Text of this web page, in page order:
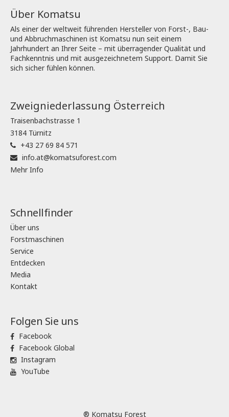
Über Komatsu
Als einer der weltweit führenden Hersteller von Forst-, Bau-
und Abbruchmaschinen ist Komatsu nun seit einem
Jahrhundert an Ihrer Seite – mit überragender Qualität und
Fachkenntnis und mit ausgezeichnetem Support. Damit Sie
sich sicher fühlen können.
Zweigniederlassung Österreich
Traisenbachstrasse 1
3184 Türnitz
+43 27 69 84 571
info.at@komatsuforest.com
Mehr Info
Schnellfinder
Über uns
Forstmaschinen
Service
Entdecken
Media
Kontakt
Folgen Sie uns
Facebook
Facebook Global
Instagram
YouTube
® Komatsu Forest